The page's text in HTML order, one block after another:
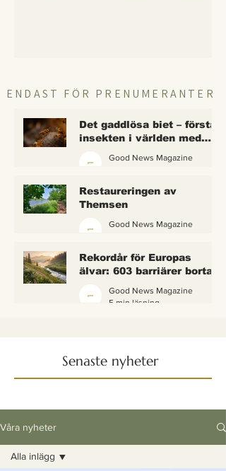
ENDAST FÖR PRENUMERANTER
Det gaddlösa biet – första
insekten i världen med
Good News Magazine
Restaureringen av
Themsen
Good News Magazine
Rekordår för Europas
älvar: 603 barriärer borta
igen
Good News Magazine
5 min läsning
Senaste nyheter
Våra nyheter
Alla inlägg